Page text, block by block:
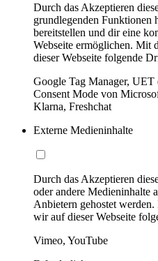
Durch das Akzeptieren
grundlegenden Funktionen
bereitstellen und dir eine
Webseite ermöglichen. Mit
dieser Webseite folgende
Google Tag Manager,
Consent Mode von
Klarna, Freshchat
Externe Medieninhalte
Durch das Akzeptieren
oder andere Medieninhalte
Anbietern gehostet
wir auf dieser Webseite
Vimeo, YouTube